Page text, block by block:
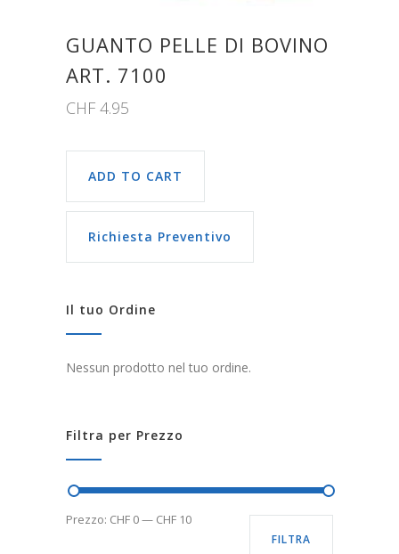
GUANTO PELLE DI BOVINO
ART. 7100
CHF 4.95
ADD TO CART
Richiesta Preventivo
Il tuo Ordine
Nessun prodotto nel tuo ordine.
Filtra per Prezzo
FILTRA
Prezzo: CHF 0— CHF 10